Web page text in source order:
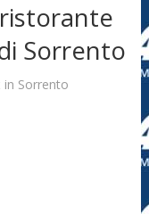
Sorrento
in Sorrento